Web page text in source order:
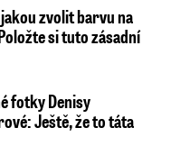
zvolit barvu na
si tuto zásadní
fotky Denisy
Ještě, že to táta